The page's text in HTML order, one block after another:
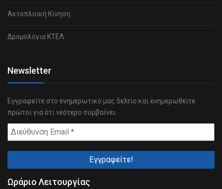
Ακτοπλοϊκή Κίνηση
Δρομολόγια ΚΤΕΛ
Newsletter
Εγγραφείτε στο ενημερωτικό μας δελτίο και ενημερωθείτε
πρώτοι για ότι νεότερο συμβαίνει.
Ωράριο Λειτουργίας